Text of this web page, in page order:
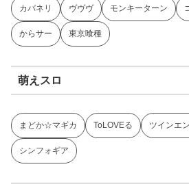
カバネリ ヴヴヴ モンキーターン
からサー 東京喰種
萌えスロ
まどか☆マギカ ToLOVEる ツインエ
シンフォギア